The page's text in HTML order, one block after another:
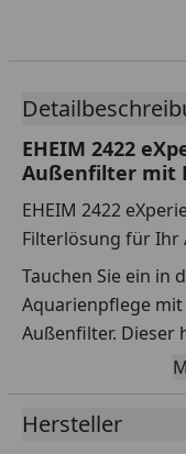
EHEIM 2422
Außenfilter mit
EHEIM 2422
Filterlösung für Ihr
Tauchen Sie ein in
Aquarienpflege mit
Außenfilter. Dieser
wurde speziell
zuverlässig und
durch einfache
Hersteller